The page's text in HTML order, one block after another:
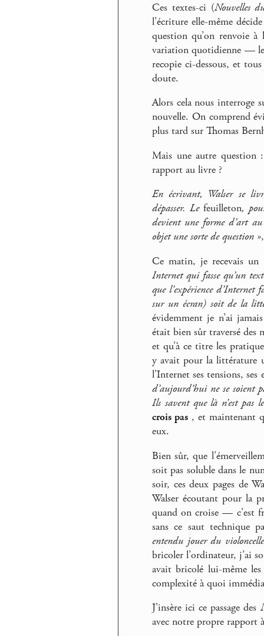
Ces textes-ci (Nouvelles
l’écriture elle-même
question qu’on renvoie à
variation quotidienne —
recopie ci-dessous, et
doute.
Alors cela nous interroge
nouvelle. On comprend
plus tard sur Thomas
Mais une autre question
rapport au livre ?
En écrivant, Walser se
dépasser. Lefeuilleton,
devient une forme d’art
objet une sorte de question »
Ce matin, je recevais
Internet qui fasse qu’un
que l’expérience
sur un écran) soit de la
évidemment je n’ai
était bien sûr traversé des
et qu’à ce titre les
y avait pour la littérature
l’Internet ses tensions, ses
d’aujourd’hui ne se soient
Ils savent que là n’est pas
crois pas , et maintenant
eux.
Bien sûr, que
soit pas soluble dans le
soir, ces deux pages de
Walser écoutant pour la
quand on croise — c’est
sans ce saut technique
entendu jouer du
bricoler l’ordinateur, j’ai
avait bricolé lui-même
complexité à quoi
J’insère ici ce passage des
avec notre propre rapport